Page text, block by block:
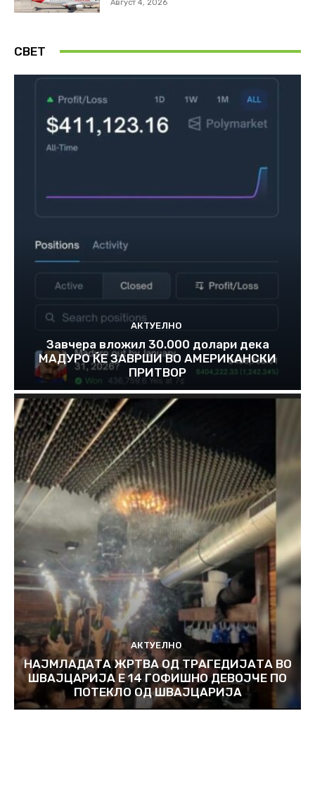
Август 4, 2026
СВЕТ
АКТУЕЛНО
Завчера вложил 30.000 долари дека
МАДУРО ЌЕ ЗАВРШИ ВО АМЕРИКАНСКИ
ПРИТВОР
АКТУЕЛНО
НАЈМЛАДАТА ЖРТВА ОД ТРАГЕДИЈАТА ВО
ШВАЈЦАРИЈА Е 14 ГОФИШНО ДЕВОЈЧЕ ПО
ПОТЕКЛО ОД ШВАЈЦАРИЈА